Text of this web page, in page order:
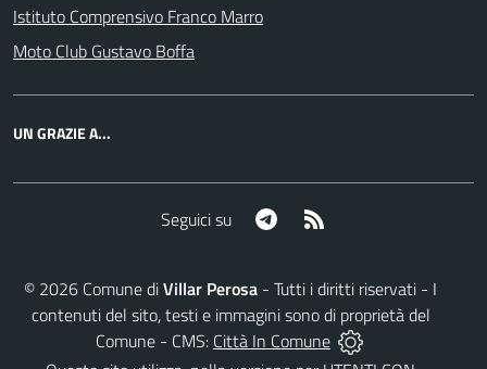
Istituto Comprensivo Franco Marro
Moto Club Gustavo Boffa
UN GRAZIE A...
Seguici su Telegram
© 2026 Comune diVillar Perosa - Tutti i diritti riservati - I
contenuti del sito, testi e immagini sono di proprietà del
Comune - CMS: Città In Comune